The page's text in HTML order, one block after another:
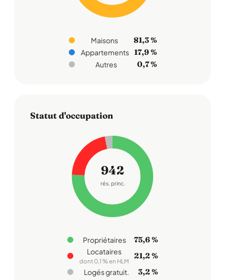
Maisons 81,3 %
Appartements 17,9 %
Autres 0,7 %
Statut d'occupation
942
rés. princ.
Propriétaires 75,6 %
Locataires
dont 0,1 % en HLM
21,2 %
Logés gratuit. 3,2 %